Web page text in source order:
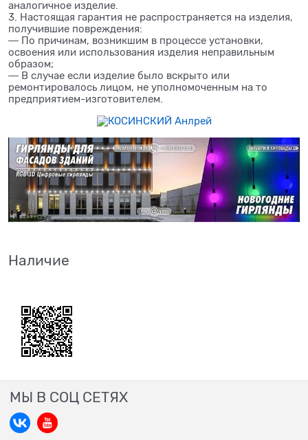
аналогичное изделие.
3. Настоящая гарантия не распространяется на изделия,
получившие повреждения:
― По причинам, возникшим в процессе установки,
освоения или использования изделия неправильным
образом;
― В случае если изделие было вскрыто или
ремонтировалось лицом, не уполномоченным на то
предприятием-изготовителем.
Наличие
МЫ В СОЦ СЕТЯХ